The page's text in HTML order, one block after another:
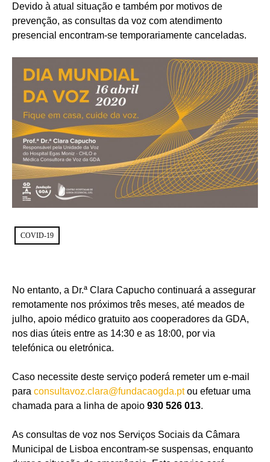
Devido à atual situação e também por motivos de
prevenção, as consultas da voz com atendimento
presencial encontram-se temporariamente canceladas.
COVID-19
No entanto, a Dr.ª Clara Capucho continuará a assegurar
remotamente nos próximos três meses, até meados de
julho, apoio médico gratuito aos cooperadores da GDA,
nos dias úteis entre as 14:30 e as 18:00, por via
telefónica ou eletrónica.
Caso necessite deste serviço poderá remeter um e-mail
para consultavoz.clara@fundacaogda.ptou efetuar uma
chamada para a linha de apoio 930 526 013.
As consultas de voz nos Serviços Sociais da Câmara
Municipal de Lisboa encontram-se suspensas, enquanto